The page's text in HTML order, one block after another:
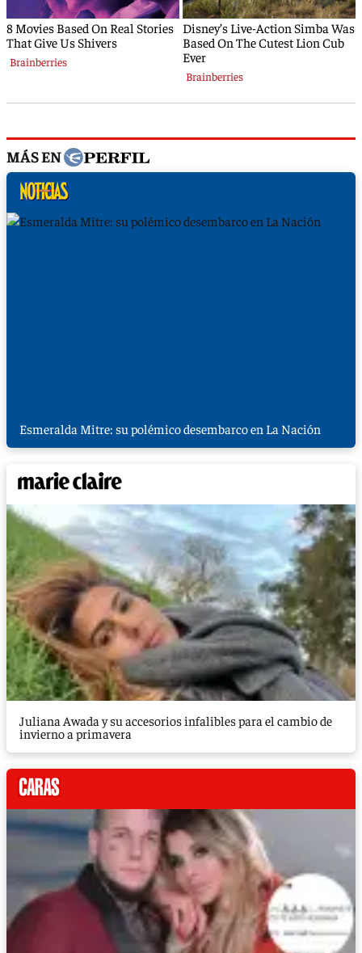
MÁS EN
Esmeralda Mitre: su polémico desembarco en La Nación
Juliana Awada y su accesorios infalibles para el cambio de
invierno a primavera